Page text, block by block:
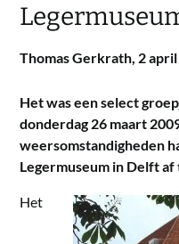
Thomas Gerkrath, 2
Het was een select
donderdag 26 maart
weersomstandigheden
Legermuseum in Delft af
Het